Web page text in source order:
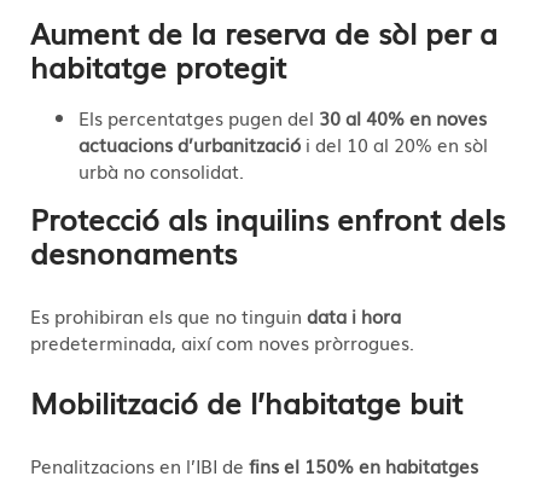
Aument de la reserva de sòl per a
habitatge protegit
Els percentatges pugen del 30 al 40% en noves
actuacions d’urbanització i del 10 al 20% en sòl
urbà no consolidat.
Protecció als inquilins enfront dels
desnonaments
Es prohibiran els que no tinguin data i hora
predeterminada, així com noves pròrrogues.
Mobilització de l’habitatge buit
Penalitzacions en l’IBI de fins el 150% en habitatges